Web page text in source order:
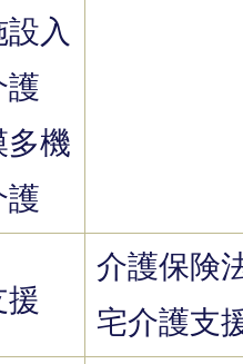
入
護
多機
護
援
介護保険
宅介護支